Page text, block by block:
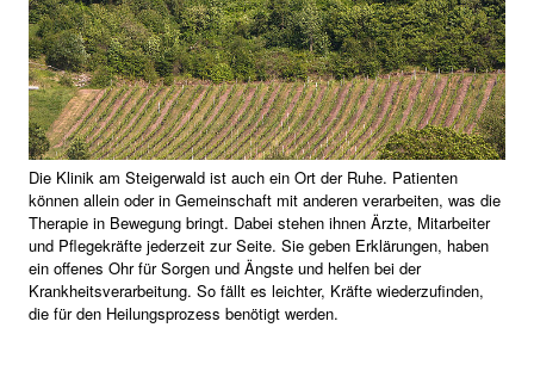
Die Klinik am Steigerwald ist auch ein Ort der Ruhe. Patienten
können allein oder in Gemeinschaft mit anderen verarbeiten, was die
Therapie in Bewegung bringt. Dabei stehen ihnen Ärzte, Mitarbeiter
und Pflegekräfte jederzeit zur Seite. Sie geben Erklärungen, haben
ein offenes Ohr für Sorgen und Ängste und helfen bei der
Krankheitsverarbeitung. So fällt es leichter, Kräfte wiederzufinden,
die für den Heilungsprozess benötigt werden.